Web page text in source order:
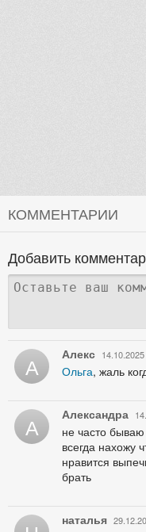
КОММЕНТАРИИ
Добавить
А Алекс
Ольга, жаль
А Александра
не часто
всегда нахожу
нравится
брать
наталья